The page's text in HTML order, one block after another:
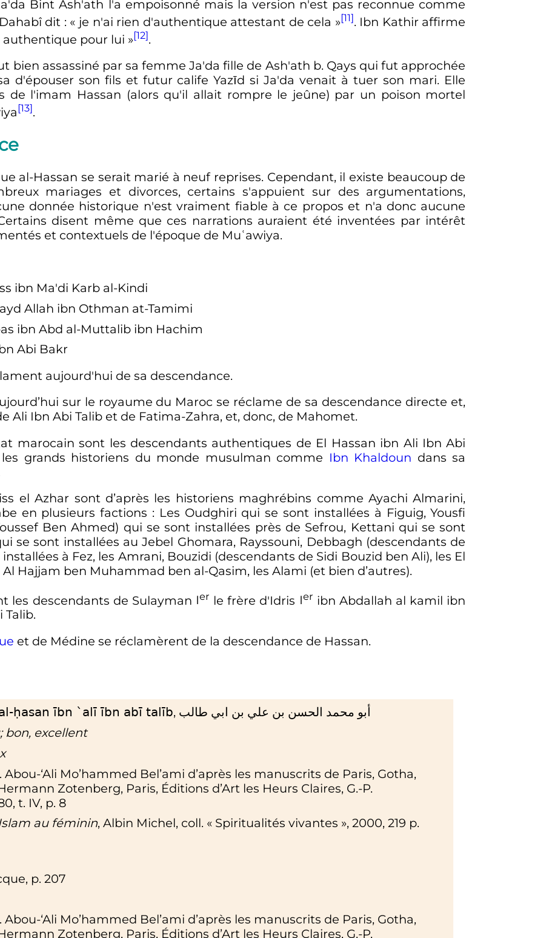
Bint Ash'ath l'a empoisonné mais la version n'est pas reconnue comme
dit : « je n'ai rien d'authentique attestant de cela »[11]. Ibn Kathir affirme
pour lui »[12].
bien assassiné par sa femme Ja'da fille de Ash'ath b. Qays qui fut approchée
d'épouser son fils et futur calife Yazīd si Ja'da venait à tuer son mari. Elle
de l'imam Hassan (alors qu'il allait rompre le jeûne) par un poison mortel
[13].
al-Hassan se serait marié à neuf reprises. Cependant, il existe beaucoup de
mariages et divorces, certains s'appuient sur des argumentations,
donnée historique n'est vraiment fiable à ce propos et n'a donc aucune
disent même que ces narrations auraient été inventées par intérêt
et contextuels de l'époque de Muʿawiya.
ibn Ma'di Karb al-Kindi
Allah ibn Othman at-Tamimi
ibn Abd al-Muttalib ibn Hachim
Abi Bakr
aujourd'hui de sa descendance.
sur le royaume du Maroc se réclame de sa descendance directe et,
Ali Ibn Abi Talib et de Fatima-Zahra, et, donc, de Mahomet.
marocain sont les descendants authentiques de El Hassan ibn Ali Ibn Abi
grands historiens du monde musulman comme Ibn Khaldoun dans sa
el Azhar sont d’après les historiens maghrébins comme Ayachi Almarini,
en plusieurs factions : Les Oudghiri qui se sont installées à Figuig, Yousfi
Ben Ahmed) qui se sont installées près de Sefrou, Kettani qui se sont
se sont installées au Jebel Ghomara, Rayssouni, Debbagh (descendants de
à Fez, les Amrani, Bouzidi (descendants de Sidi Bouzid ben Ali), les El
Hajjam ben Muhammad ben al-Qasim, les Alami (et bien d’autres).
les descendants de Sulayman Ier le frère d'Idris Ier ibn Abdallah al kamil ibn
Talib.
et de Médine se réclamèrent de la descendance de Hassan.
ḥasan ībn `alī ībn abī talīb, أبو محمد الحسن بن علي بن ابي طالب
bon, excellent
Abou-‘Ali Mo’hammed Bel’ami d’après les manuscrits de Paris, Gotha,
Zotenberg, Paris, Éditions d’Art les Heurs Claires, G.-P.
t. IV, p. 8
au féminin, Albin Michel, coll. « Spiritualités vivantes », 2000, 219 p.
p. 207
Abou-‘Ali Mo’hammed Bel’ami d’après les manuscrits de Paris, Gotha,
Zotenberg, Paris, Éditions d’Art les Heurs Claires, G.-P.